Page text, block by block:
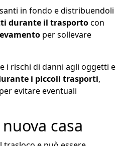
in fondo e distribuendoli
durante il trasportocon
per sollevare
i rischi di danni agli oggetti e
i piccoli trasporti,
evitare eventuali
casa